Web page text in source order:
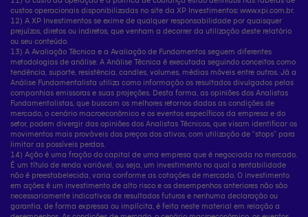
custos operacionais disponibilizadas no site da XP Investimentos: www.xpi.com.br.
12) A XP Investimentos se exime de qualquer responsabilidade por quaisquer
prejuízos, diretos ou indiretos, que venham a decorrer da utilização deste relatório
ou seu conteúdo.
13) A Avaliação Técnica e a Avaliação de Fundamentos seguem diferentes
metodologias de análise. A Análise Técnica é executada seguindo conceitos como
tendência, suporte, resistência, candles, volumes, médias móveis entre outros. Já a
Análise Fundamentalista utiliza como informação os resultados divulgados pelas
companhias emissoras e suas projeções. Desta forma, as opiniões dos Analistas
Fundamentalistas, que buscam os melhores retornos dadas as condições de
mercado, o cenário macroeconômico e os eventos específicos da empresa e do
setor, podem divergir das opiniões dos Analistas Técnicos, que visam identificar os
movimentos mais prováveis dos preços dos ativos, com utilização de “stops” para
limitar as possíveis perdas.
14) Ação é uma fração do capital de uma empresa que é negociada no mercado.
É um título de renda variável, ou seja, um investimento no qual a rentabilidade
não é preestabelecida, varia conforme as cotações de mercado. O investimento
em ações é um investimento de alto risco e os desempenhos anteriores não são
necessariamente indicativos de resultados futuros e nenhuma declaração ou
garantia, de forma expressa ou implícita, é feita neste material em relação a